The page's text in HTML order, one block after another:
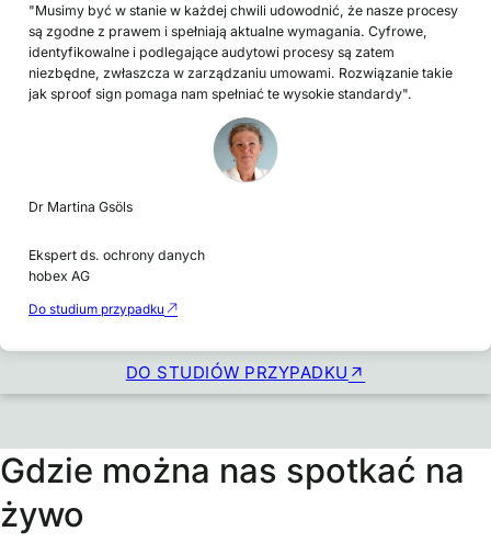
"Musimy być w stanie w każdej chwili udowodnić, że nasze procesy
są zgodne z prawem i spełniają aktualne wymagania. Cyfrowe,
identyfikowalne i podlegające audytowi procesy są zatem
niezbędne, zwłaszcza w zarządzaniu umowami. Rozwiązanie takie
jak sproof sign pomaga nam spełniać te wysokie standardy".
Dr Martina Gsöls
Ekspert ds. ochrony danych
hobex AG
Do studium przypadku
DO STUDIÓW PRZYPADKU
Gdzie można nas spotkać na
żywo